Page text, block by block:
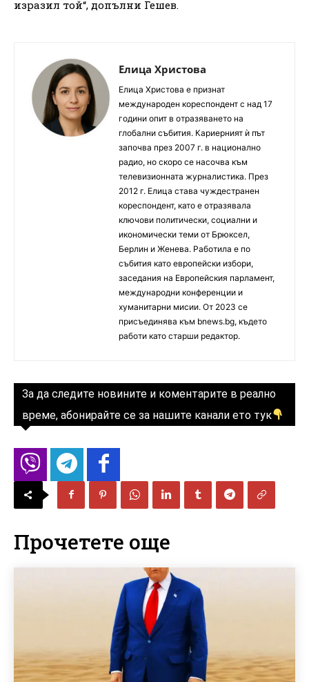
изразил той“, допълни Гешев.
Елица Христова
Елица Христова е признат
международен кореспондент с над 17
години опит в отразяването на
глобални събития. Кариерният ѝ път
започва през 2007 г. в национално
радио, но скоро се насочва към
телевизионната журналистика. През
2012 г. Елица става чуждестранен
кореспондент, като е отразявала
ключови политически, социални и
икономически теми от Брюксел,
Берлин и Женева. Работила е по
събития като европейски избори,
заседания на Европейския парламент,
международни конференции и
хуманитарни мисии. От 2023 се
присъединява към bnews.bg, където
работи като старши редактор.
За да следите новините и коментарите в реално
време, абонирайте се за нашите канали ето тук
Прочетете още